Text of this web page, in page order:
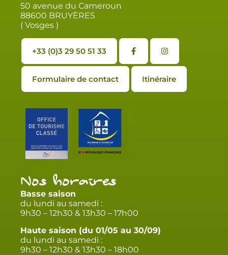
50 avenue du Cameroun
88600 BRUYÈRES
( Vosges )
+33 (0)3 29 50 51 33
Formulaire de contact Itinéraire
Nos horaires
Basse saison
du lundi au samedi :
9h30 – 12h30 & 13h30 – 17h00
Haute saison (du 01/05 au 30/09)
du lundi au samedi :
9h30 – 12h30 & 13h30 – 18h00